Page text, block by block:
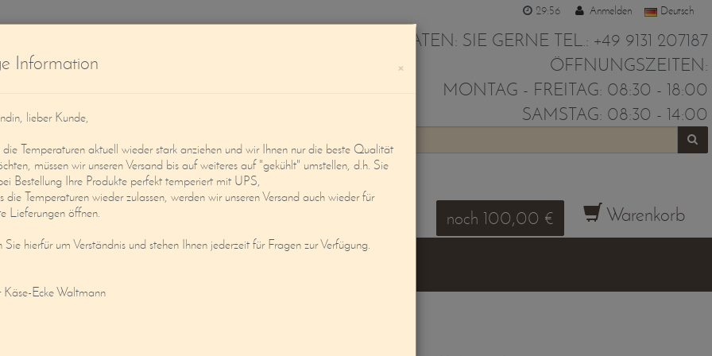
29:55 Anmelden Deutsch
WIR BERATEN: SIE GERNE TEL.: +49 9131 207187
ÖFFNUNGSZEITEN:
MONTAG - FREITAG: 08:30 - 18:00
SAMSTAG: 08:30 - 14:00
Service noch 100,00 € Warenkorb
Information ×
lieber Kunde,
Temperaturen aktuell wieder stark anziehen und wir Ihnen nur die beste Qualität
müssen wir unseren Versand bis auf weiteres auf "gekühlt" umstellen, d.h. Sie
Bestellung Ihre Produkte perfekt temperiert mit UPS,
die Temperaturen wieder zulassen, werden wir unseren Versand auch wieder für
Lieferungen öffnen.
hierfür um Verständnis und stehen Ihnen jederzeit für Fragen zur Verfügung.
Käse-Ecke Waltmann
TRÜFFEL VERFEINERT